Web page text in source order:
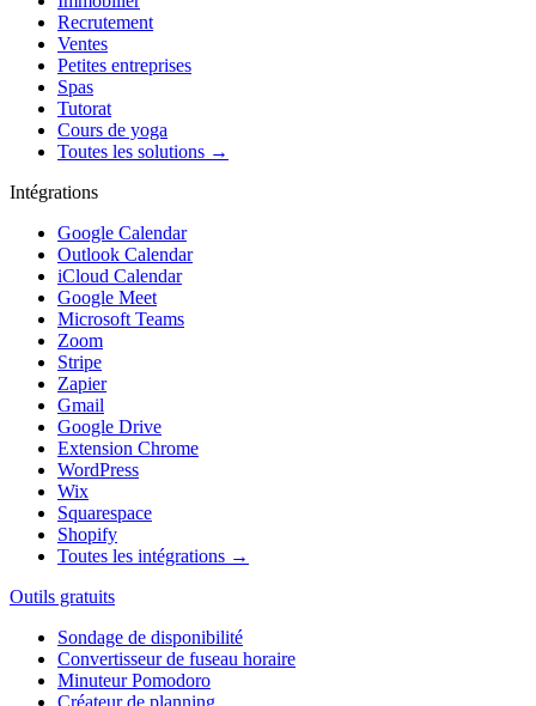
Recrutement
Ventes
Petites entreprises
Spas
Tutorat
Cours de yoga
Toutes les solutions →
Intégrations
Google Calendar
Outlook Calendar
iCloud Calendar
Google Meet
Microsoft Teams
Zoom
Stripe
Zapier
Gmail
Google Drive
Extension Chrome
WordPress
Wix
Squarespace
Shopify
Toutes les intégrations →
Outils gratuits
Sondage de disponibilité
Convertisseur de fuseau horaire
Minuteur Pomodoro